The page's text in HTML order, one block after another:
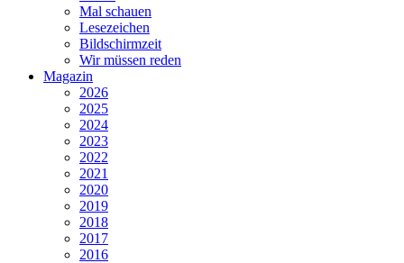
Mal schauen
Lesezeichen
Bildschirmzeit
Wir müssen reden
Magazin
2026
2025
2024
2023
2022
2021
2020
2019
2018
2017
2016